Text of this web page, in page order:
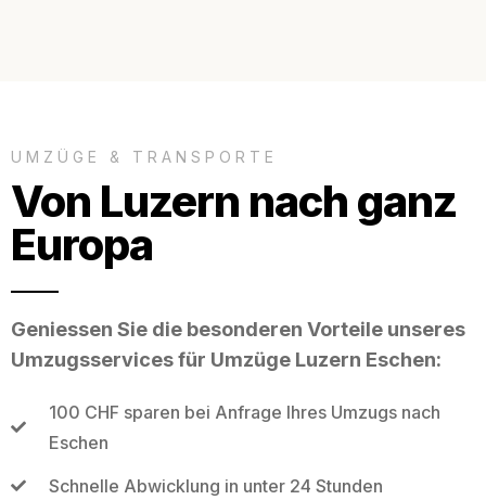
UMZÜGE & TRANSPORTE
Von Luzern nach ganz
Europa
Geniessen Sie die besonderen Vorteile unseres
Umzugsservices für Umzüge Luzern Eschen:
100 CHF sparen bei Anfrage Ihres Umzugs nach
Eschen
Schnelle Abwicklung in unter 24 Stunden